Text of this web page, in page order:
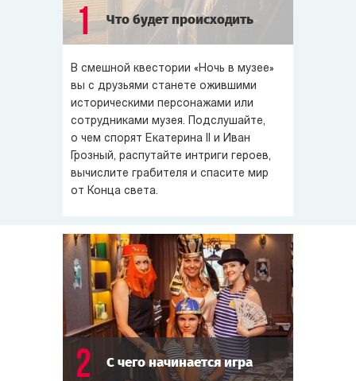
Экспонаты мечтают завладеть Машиной времени,
чтоб вернуться в свою эпоху и изменить судьбу мира.
Но поторопитесь! Ведь согласно предсказанию
Нострадамуса уже завтра наступит Конец света...
1 Что будет происходить
В смешной квестории «Ночь в музее»
вы с друзьями станете ожившими
историческими персонажами или
сотрудниками музея. Подслушайте,
о чем спорят Екатерина II и Иван
Грозный, распутайте интриги героев,
вычислите грабителя и спасите мир
от Конца света.
2 С чего начинается игра